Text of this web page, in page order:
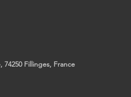
74250 Fillinges, France